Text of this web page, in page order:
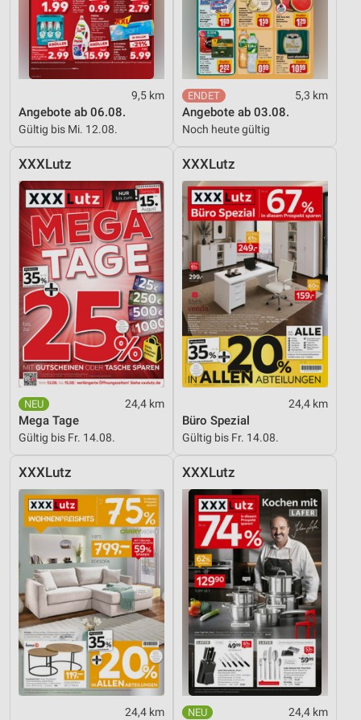
9,5 km
Angebote ab 06.08.
Gültig bis Mi. 12.08.
5,3 km
Angebote ab 03.08.
Noch heute gültig
XXXLutz
24,4 km
Mega Tage
Gültig bis Fr. 14.08.
XXXLutz
24,4 km
Büro Spezial
Gültig bis Fr. 14.08.
XXXLutz
24,4 km
XXXLutz
24,4 km